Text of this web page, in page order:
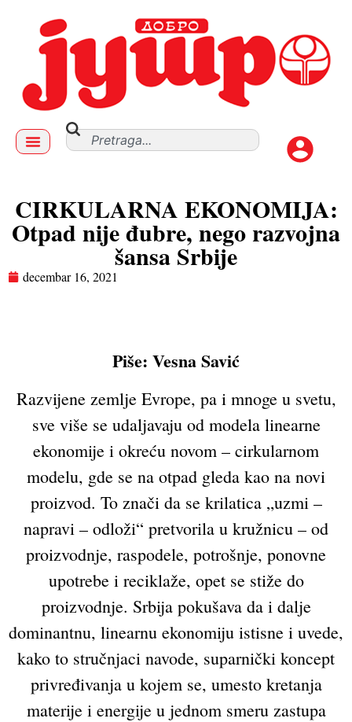
CIRKULARNA EKONOMIJA:
Otpad nije đubre, nego razvojna
šansa Srbije
decembar 16, 2021
Piše: VesnaSavić
Razvijene zemlje Evrope, pa i mnoge u svetu,
sve više se udaljavaju od modela linearne
ekonomije i okreću novom – cirkularnom
modelu, gde se na otpad gleda kao na novi
proizvod. To znači da se krilatica „uzmi –
napravi – odloži“ pretvorila u kružnicu – od
proizvodnje, raspodele, potrošnje, ponovne
upotrebe i reciklaže, opet se stiže do
proizvodnje. Srbija pokušava da i dalje
dominantnu, linearnu ekonomiju istisne i uvede,
kako to stručnjaci navode, suparnički koncept
privređivanja u kojem se, umesto kretanja
materije i energije u jednom smeru zastupa